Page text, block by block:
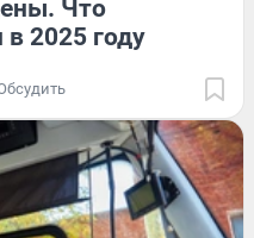
Что
2025 году